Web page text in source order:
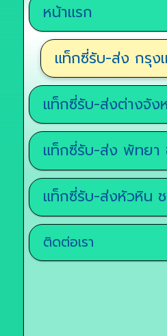
หน้าแรก
แท็กซี่รับ-ส่ง กรุง
แท็กซี่รับ-ส่งต่างจัง
แท็กซี่รับ-ส่ง พัทยา
แท็กซี่รับ-ส่งหัวหิน ช
ติดต่อเรา